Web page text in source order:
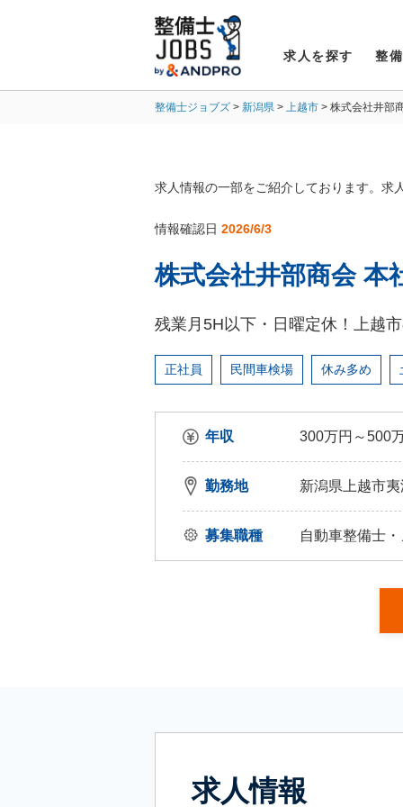
求人を探す 整
整備士ジョブズ 新潟県 上越市 株式会社井部
求人情報の一部をご紹介しております。求
情報確認日 2026/6/3
株式会社井部商会 本
残業月5H以下・日曜定休！上越
正社員 民間車検場 休み多め
年収 300万円～500
勤務地 新潟県上越市
募集職種 自動車整備士
求人情報